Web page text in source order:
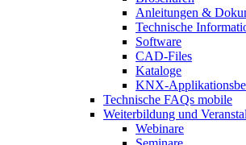
Anleitungen &
Technische
Software
CAD-Files
Kataloge
KNX-
Technische FAQs mobile
Weiterbildung und
Webinare